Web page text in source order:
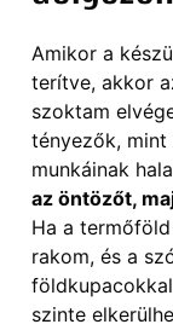
Amikor a
terítve, akkor
szoktam
tényezők,
munkáinak
az öntözőt,
Ha a
rakom, és a
szinte